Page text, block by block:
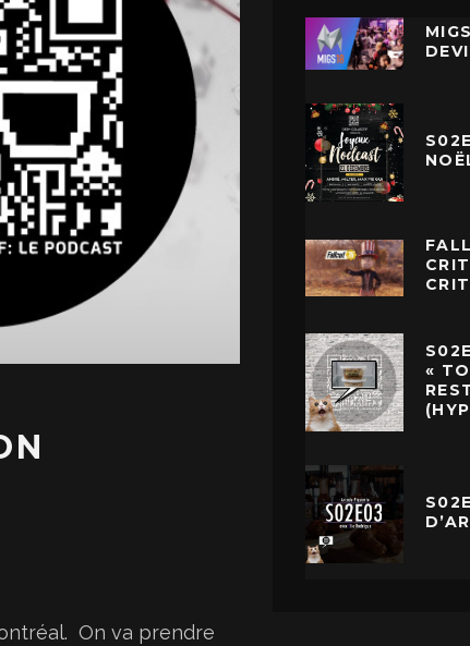
On va prendre
«